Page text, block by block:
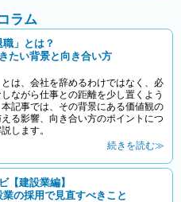
ラム
職」とは？
たい背景と向き合い方
とは、会社を辞めるわけではなく、必
ながら仕事との距離を少し置くよう
記事では、その背景にある価値観の
る影響、向き合い方のポイントにつ
します。
続きを読む≫
【建設業編】
の採用で見直すべきこと